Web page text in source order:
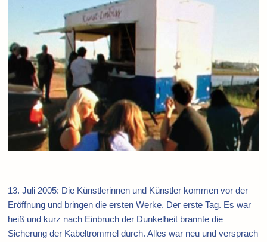
13. Juli 2005: Die Künstlerinnen und Künstler kommen vor der
Eröffnung und bringen die ersten Werke. Der erste Tag. Es war
heiß und kurz nach Einbruch der Dunkelheit brannte die
Sicherung der Kabeltrommel durch. Alles war neu und versprach